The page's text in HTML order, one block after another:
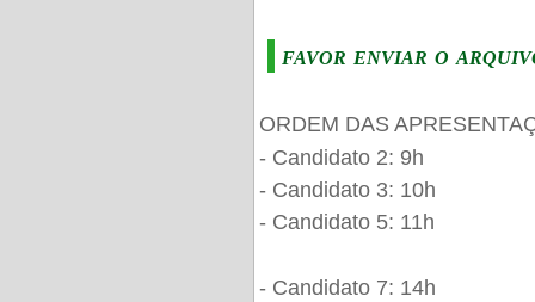
favor enviar o
ORDEM DAS
- Candidato 2: 9h
- Candidato 3: 10h
- Candidato 5: 11h
- Candidato 7: 14h